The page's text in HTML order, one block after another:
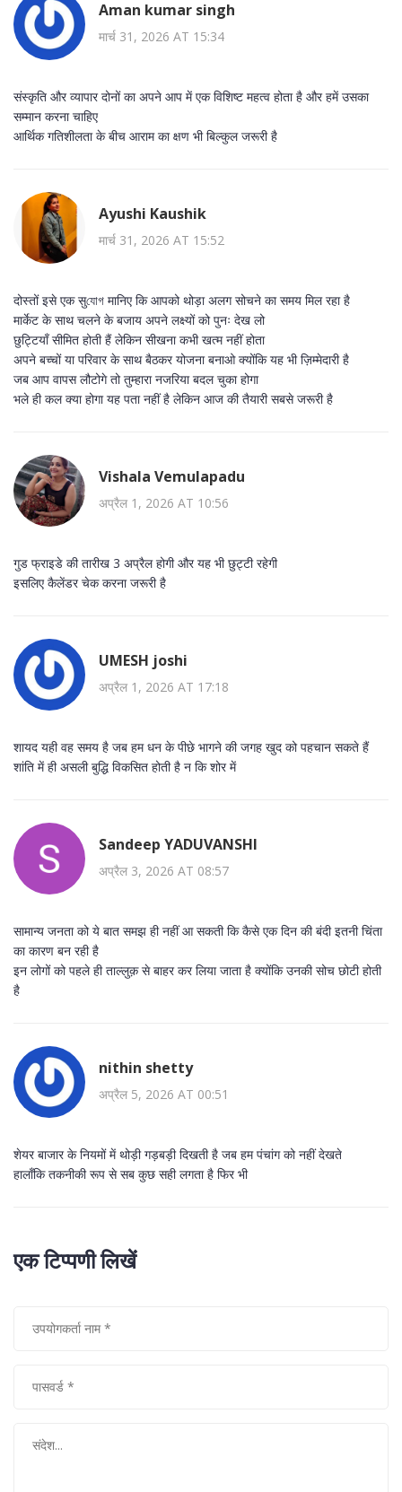
Aman kumar singh
मार्च 31, 2026 AT 15:34
संस्कृति और व्यापार दोनों का अपने आप में एक विशिष्ट महत्व होता है और हमें उसका
सम्मान करना चाहिए
आर्थिक गतिशीलता के बीच आराम का क्षण भी बिल्कुल जरूरी है
Ayushi Kaushik
मार्च 31, 2026 AT 15:52
दोस्तों इसे एक सुযোগ मानिए कि आपको थोड़ा अलग सोचने का समय मिल रहा है
मार्केट के साथ चलने के बजाय अपने लक्ष्यों को पुनः देख लो
छुट्टियाँ सीमित होती हैं लेकिन सीखना कभी खत्म नहीं होता
अपने बच्चों या परिवार के साथ बैठकर योजना बनाओ क्योंकि यह भी ज़िम्मेदारी है
जब आप वापस लौटोगे तो तुम्हारा नजरिया बदल चुका होगा
भले ही कल क्या होगा यह पता नहीं है लेकिन आज की तैयारी सबसे जरूरी है
Vishala Vemulapadu
अप्रैल 1, 2026 AT 10:56
गुड फ्राइडे की तारीख 3 अप्रैल होगी और यह भी छुट्टी रहेगी
इसलिए कैलेंडर चेक करना जरूरी है
UMESH joshi
अप्रैल 1, 2026 AT 17:18
शायद यही वह समय है जब हम धन के पीछे भागने की जगह खुद को पहचान सकते हैं
शांति में ही असली बुद्धि विकसित होती है न कि शोर में
Sandeep YADUVANSHI
अप्रैल 3, 2026 AT 08:57
सामान्य जनता को ये बात समझ ही नहीं आ सकती कि कैसे एक दिन की बंदी इतनी चिंता
का कारण बन रही है
इन लोगों को पहले ही ताल्लुक़ से बाहर कर लिया जाता है क्योंकि उनकी सोच छोटी होती
है
nithin shetty
अप्रैल 5, 2026 AT 00:51
शेयर बाजार के नियमों में थोड़ी गड़बड़ी दिखती है जब हम पंचांग को नहीं देखते
हालाँकि तकनीकी रूप से सब कुछ सही लगता है फिर भी
एक टिप्पणी लिखें